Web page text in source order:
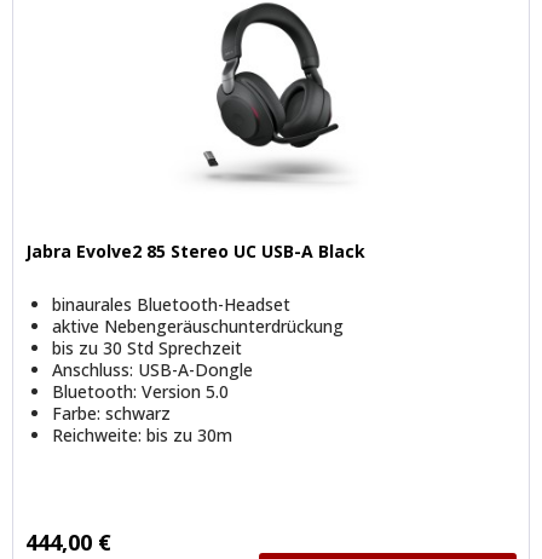
Jabra Evolve2 85 Stereo UC USB-A Black
binaurales Bluetooth-Headset
aktive Nebengeräuschunterdrückung
bis zu 30 Std Sprechzeit
Anschluss: USB-A-Dongle
Bluetooth: Version 5.0
Farbe: schwarz
Reichweite: bis zu 30m
444,00 €